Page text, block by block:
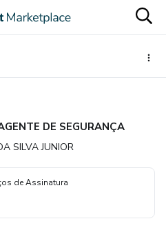
DE SEGURANÇA
SILVA JUNIOR
de Assinatura